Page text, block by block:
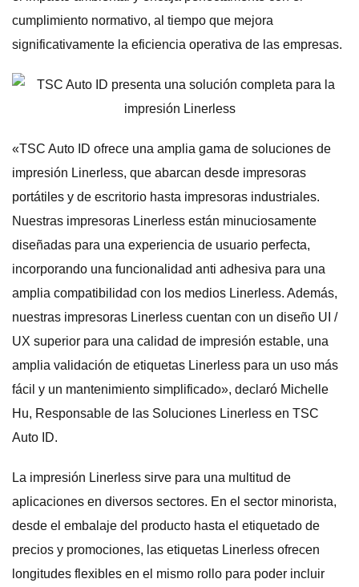
cumplimiento normativo, al tiempo que mejora
significativamente la eficiencia operativa de las empresas.
«TSC Auto ID ofrece una amplia gama de soluciones de
impresión Linerless, que abarcan desde impresoras
portátiles y de escritorio hasta impresoras industriales.
Nuestras impresoras Linerless están minuciosamente
diseñadas para una experiencia de usuario perfecta,
incorporando una funcionalidad anti adhesiva para una
amplia compatibilidad con los medios Linerless. Además,
nuestras impresoras Linerless cuentan con un diseño UI /
UX superior para una calidad de impresión estable, una
amplia validación de etiquetas Linerless para un uso más
fácil y un mantenimiento simplificado», declaró Michelle
Hu, Responsable de las Soluciones Linerless en TSC
Auto ID.
La impresión Linerless sirve para una multitud de
aplicaciones en diversos sectores. En el sector minorista,
desde el embalaje del producto hasta el etiquetado de
precios y promociones, las etiquetas Linerless ofrecen
longitudes flexibles en el mismo rollo para poder incluir